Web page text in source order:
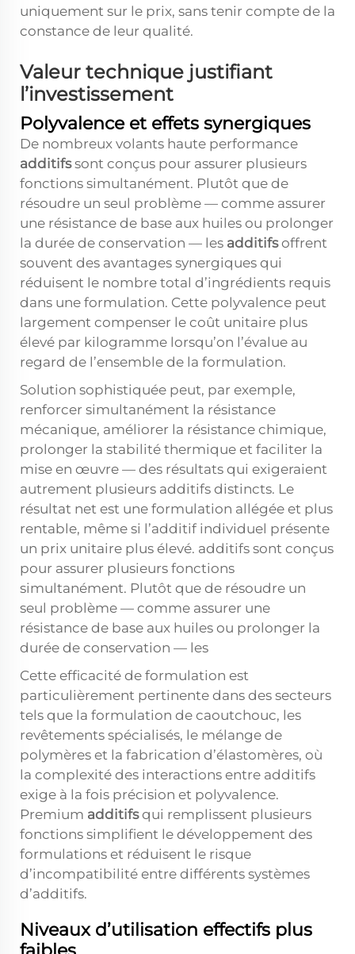
uniquement sur le prix, sans tenir compte de la
constance de leur qualité.
Valeur technique justifiant
l’investissement
Polyvalence et effets synergiques
De nombreux volants haute performance
additifssont conçus pour assurer plusieurs
fonctions simultanément. Plutôt que de
résoudre un seul problème — comme assurer
une résistance de base aux huiles ou prolonger
la durée de conservation — les additifsoffrent
souvent des avantages synergiques qui
réduisent le nombre total d’ingrédients requis
dans une formulation. Cette polyvalence peut
largement compenser le coût unitaire plus
élevé par kilogramme lorsqu’on l’évalue au
regard de l’ensemble de la formulation.
Solution sophistiquée peut, par exemple,
renforcer simultanément la résistance
mécanique, améliorer la résistance chimique,
prolonger la stabilité thermique et faciliter la
mise en œuvre — des résultats qui exigeraient
autrement plusieurs additifs distincts. Le
résultat net est une formulation allégée et plus
rentable, même si l’additif individuel présente
un prix unitaire plus élevé. additifs sont conçus
pour assurer plusieurs fonctions
simultanément. Plutôt que de résoudre un
seul problème — comme assurer une
résistance de base aux huiles ou prolonger la
durée de conservation — les
Cette efficacité de formulation est
particulièrement pertinente dans des secteurs
tels que la formulation de caoutchouc, les
revêtements spécialisés, le mélange de
polymères et la fabrication d’élastomères, où
la complexité des interactions entre additifs
exige à la fois précision et polyvalence.
Premium additifsqui remplissent plusieurs
fonctions simplifient le développement des
formulations et réduisent le risque
d’incompatibilité entre différents systèmes
d’additifs.
Niveaux d’utilisation effectifs plus